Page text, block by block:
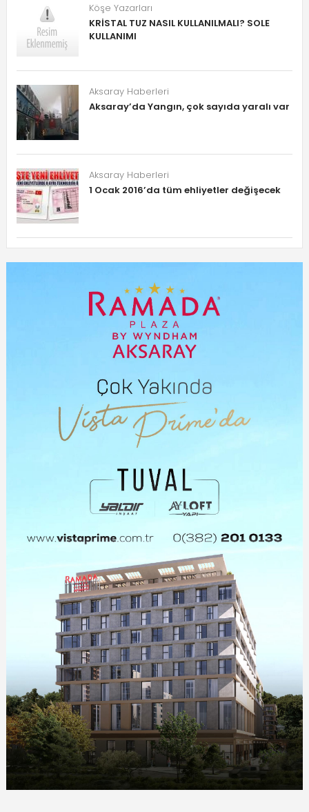
Köşe Yazarları
KRİSTAL TUZ NASIL KULLANILMALI? SOLE
KULLANIMI
Aksaray Haberleri
Aksaray’da Yangın, çok sayıda yaralı var
Aksaray Haberleri
1 Ocak 2016’da tüm ehliyetler değişecek